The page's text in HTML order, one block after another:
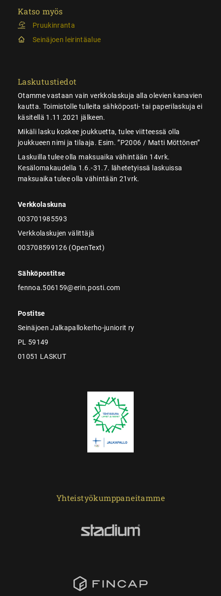
Katso myös
Pruukinranta
Seinäjoen leirintäalue
Laskutustiedot
Otamme vastaan vain verkkolaskuja alla olevien kanavien
kautta. Toimistolle tulleita sähköposti- tai paperilaskuja ei
käsitellä 1.11.2021 jälkeen.
Mikäli lasku koskee joukkuetta, tulee viitteessä olla
joukkueen nimi ja tilaaja. Esim. ”P2006 / Matti Möttönen”
Laskuilla tulee olla maksuaika vähintään 14vrk.
Kesälomakaudella 1.6.-31.7. lähetetyissä laskuissa
maksuaika tulee olla vähintään 21vrk.
Verkkolaskuna
003701985593
Verkkolaskujen välittäjä
003708599126 (OpenText)
Sähköpostitse
fennoa.506159@erin.posti.com
Postitse
Seinäjoen Jalkapallokerho-juniorit ry
PL 59149
01051 LASKUT
Yhteistyökumppaneitamme